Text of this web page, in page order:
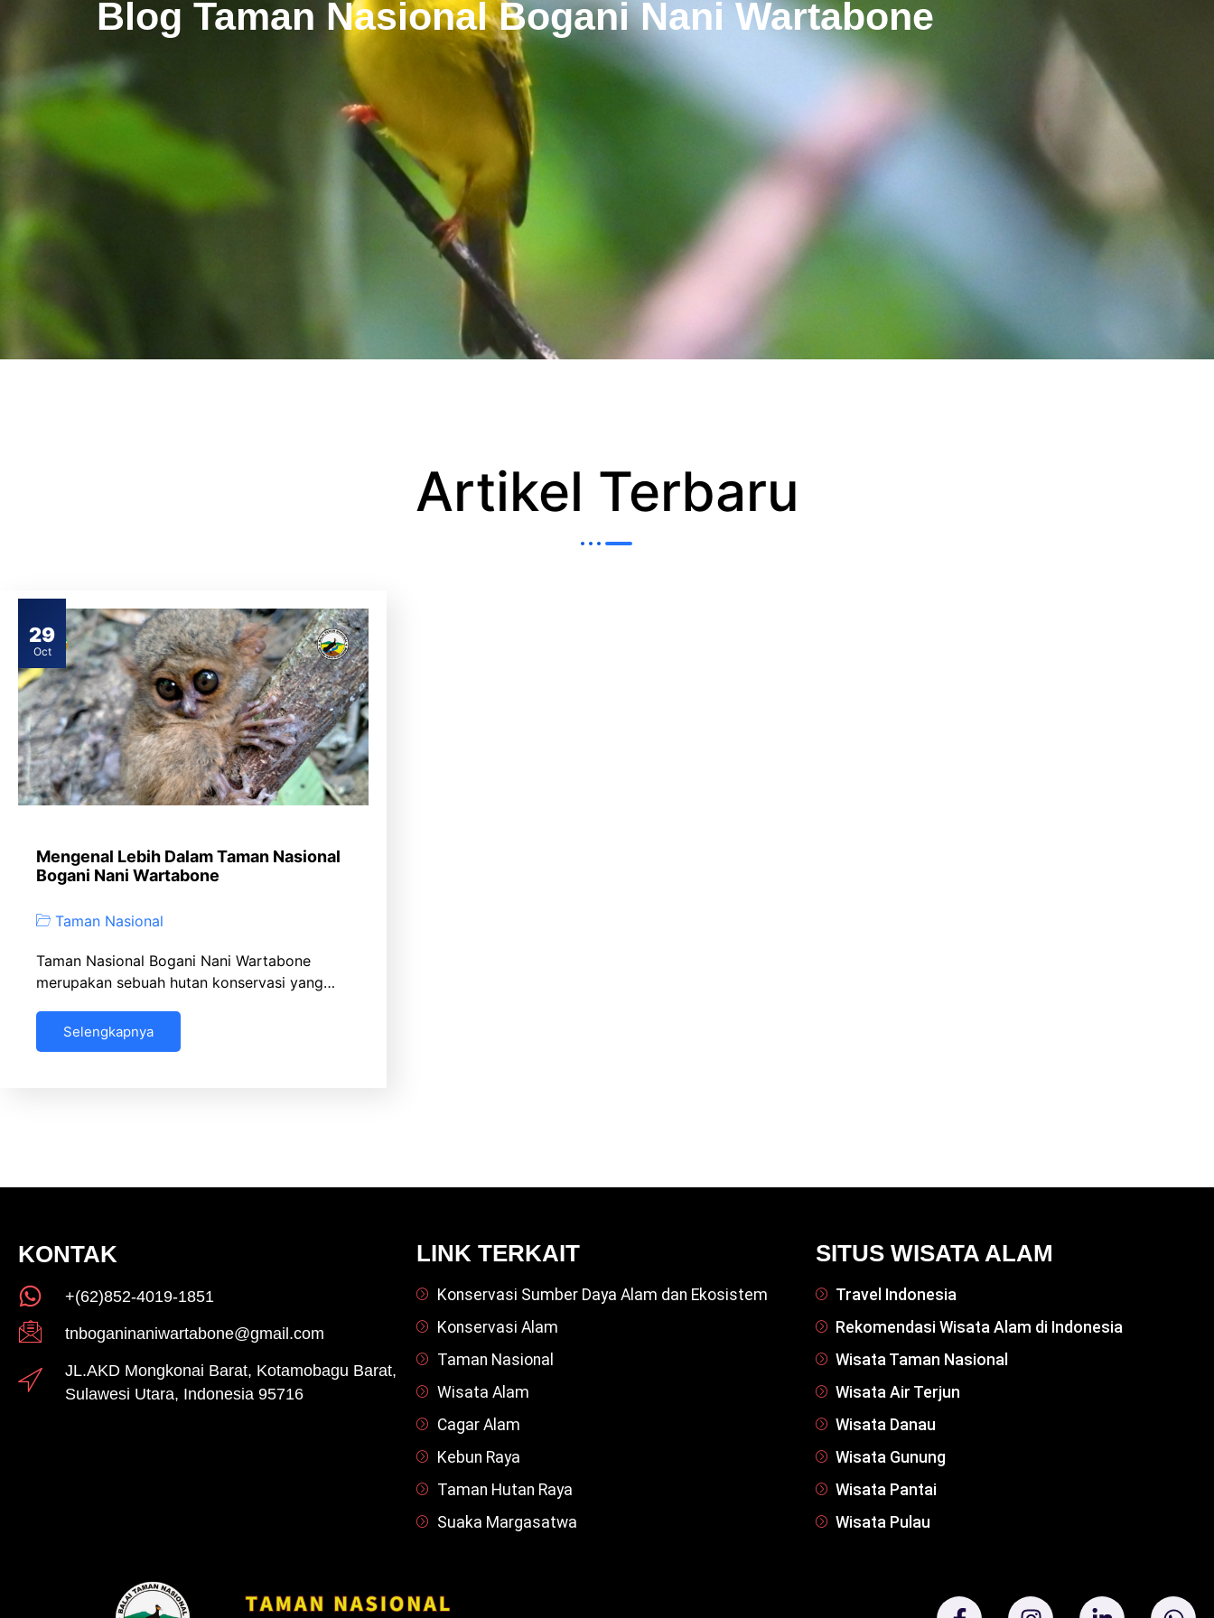
Blog Taman Nasional Bogani Nani Wartabone
Artikel Terbaru
29
Oct
Mengenal Lebih Dalam Taman Nasional
Bogani Nani Wartabone
Taman Nasional
Taman Nasional Bogani Nani Wartabone
merupakan sebuah hutan konservasi yang…
Selengkapnya
KONTAK
+(62)852-4019-1851
tnboganinaniwartabone@gmail.com
JL.AKD Mongkonai Barat, Kotamobagu Barat,
Sulawesi Utara, Indonesia 95716
LINK TERKAIT
Konservasi Sumber Daya Alam dan Ekosistem
Konservasi Alam
Taman Nasional
Wisata Alam
Cagar Alam
Kebun Raya
Taman Hutan Raya
Suaka Margasatwa
SITUS WISATA ALAM
Travel Indonesia
Rekomendasi Wisata Alam di Indonesia
Wisata Taman Nasional
Wisata Air Terjun
Wisata Danau
Wisata Gunung
Wisata Pantai
Wisata Pulau